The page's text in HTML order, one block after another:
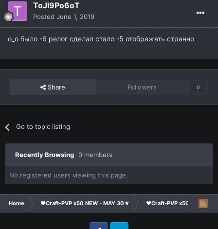
ToJI9Po6оT
Posted June 1, 2019
о_о было -6 релог сделал стало -5 отображать странно
Share Followers 0
Go to topic listing
Recently Browsing 0 members
No registered users viewing this page.
Home ❤Craft-PVP x50 NEW - MAY 30★ ❤Craft-PVP x50★